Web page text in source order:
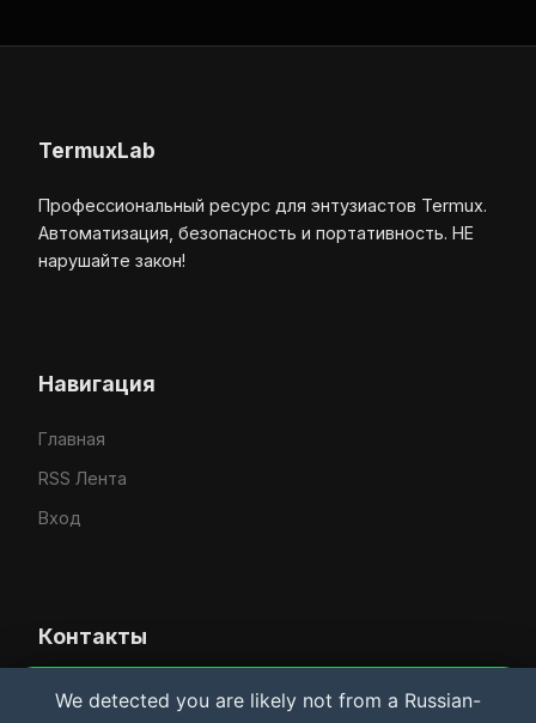
We detected you are likely not from a Russian-
TermuxLab
Профессиональный ресурс для энтузиастов Termux.
Автоматизация, безопасность и портативность. НЕ
нарушайте закон!
Навигация
Главная
RSS Лента
Вход
Контакты
Усачёв Денис Евгеньевич
Важная информация и Cookie